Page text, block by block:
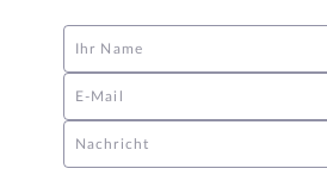
Ihr Name
E-Mail
Nachricht